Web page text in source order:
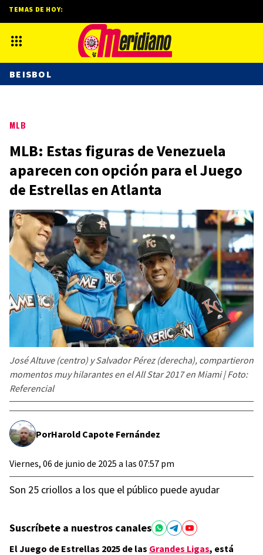
MLB
MLB: Estas figuras de Venezuela
aparecen con opción para el Juego
de Estrellas en Atlanta
José Altuve (centro) y Salvador Pérez (derecha), compartieron
momentos muy hilarantes en el All Star 2017 en Miami | Foto:
Referencial
PorHarold Capote Fernández
Viernes, 06 de junio de 2025 a las 07:57 pm
Son 25 criollos a los que el público puede ayudar
Suscríbete a nuestros canales
El Juego de Estrellas 2025 de las Grandes Ligas, está
TEMAS DE HOY:
BEISBOL